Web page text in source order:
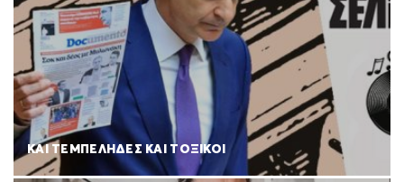
ΚΑΙ ΤΕΜΠΕΛΗΔΕΣ ΚΑΙ ΤΟΞΙΚΟΙ